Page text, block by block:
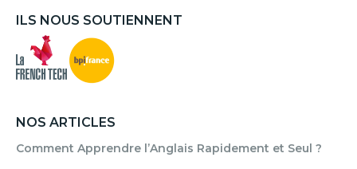
ILS NOUS SOUTIENNENT
NOS ARTICLES
Comment Apprendre l’Anglais Rapidement et Seul ?